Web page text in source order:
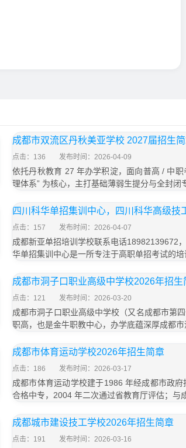
成都市双流区丹秋美亚学校 2027届招生
点击：136 发布时间：2026-04-09
依托丹秋教育 27 年办学积淀，面向普高 / 中
理体系” 为核心，主打基础薄弱生提分与全封闭
四川科华单招集训中心，四川科华高级技
点击：157 发布时间：2026-04-07
成都新亚单招培训学校联系电话18982139672
华单招集训中心是一所专注于高职单招考试的
成都市洞子口职业高级中学校2026年招生
点击：121 发布时间：2026-03-20
成都市洞子口职业高级中学校（又名成都市第
职高，也是金牛职教中心，办学底蕴深厚成都
成都市体育运动学校2026年招生简章
点击：186 发布时间：2026-03-17
成都市体育运动学校建于1986 年经成都市政
合格中专，2004 年二次通过省教育厅评估；与
成都城市建设技工学校2026年招生简章
点击：191 发布时间：2026-03-16